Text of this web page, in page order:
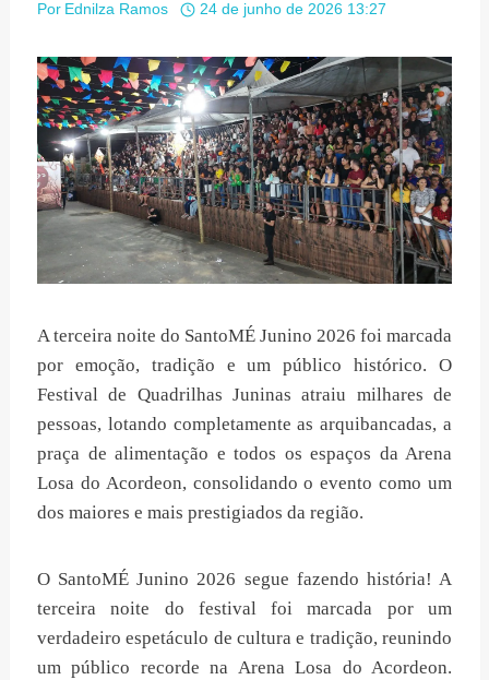
Por Ednilza Ramos 24 de junho de 2026 13:27
A terceira noite do SantoMÉ Junino 2026 foi marcada
por emoção, tradição e um público histórico. O
Festival de Quadrilhas Juninas atraiu milhares de
pessoas, lotando completamente as arquibancadas, a
praça de alimentação e todos os espaços da Arena
Losa do Acordeon, consolidando o evento como um
dos maiores e mais prestigiados da região.
O SantoMÉ Junino 2026 segue fazendo história! A
terceira noite do festival foi marcada por um
verdadeiro espetáculo de cultura e tradição, reunindo
um público recorde na Arena Losa do Acordeon.